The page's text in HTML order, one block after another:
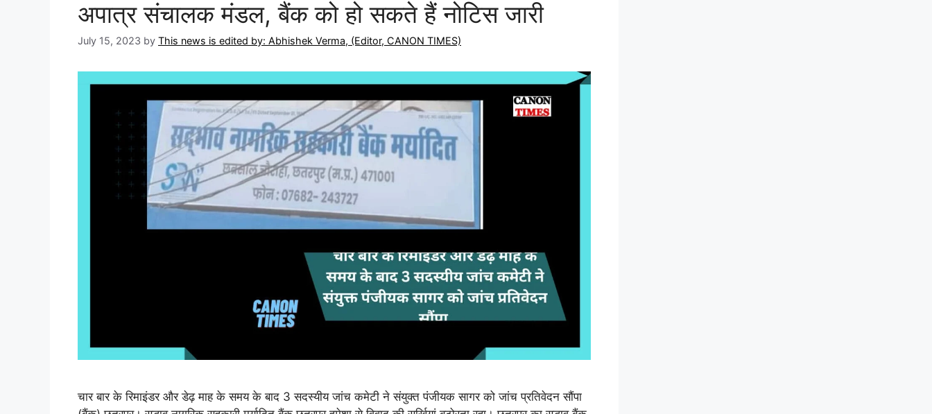
अपात्र संचालक मंडल, बैंक को हो सकते हैं नोटिस जारी
July 15, 2023 by This news is edited by: Abhishek Verma, (Editor, CANON TIMES)
चार बार के रिमाइंडर और डेढ़ माह के समय के बाद 3 सदस्यीय जांच कमेटी ने संयुक्त पंजीयक सागर को जांच प्रतिवेदन सौंपा